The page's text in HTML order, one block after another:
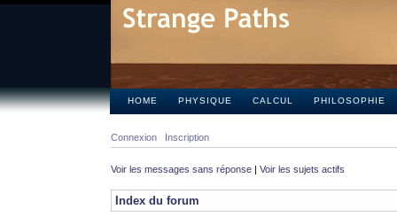
HOME PHYSIQUE CALCUL PHILOSOPHIE
Connexion Inscription
Voir les messages sans réponse | Voir les sujets actifs
Index du forum